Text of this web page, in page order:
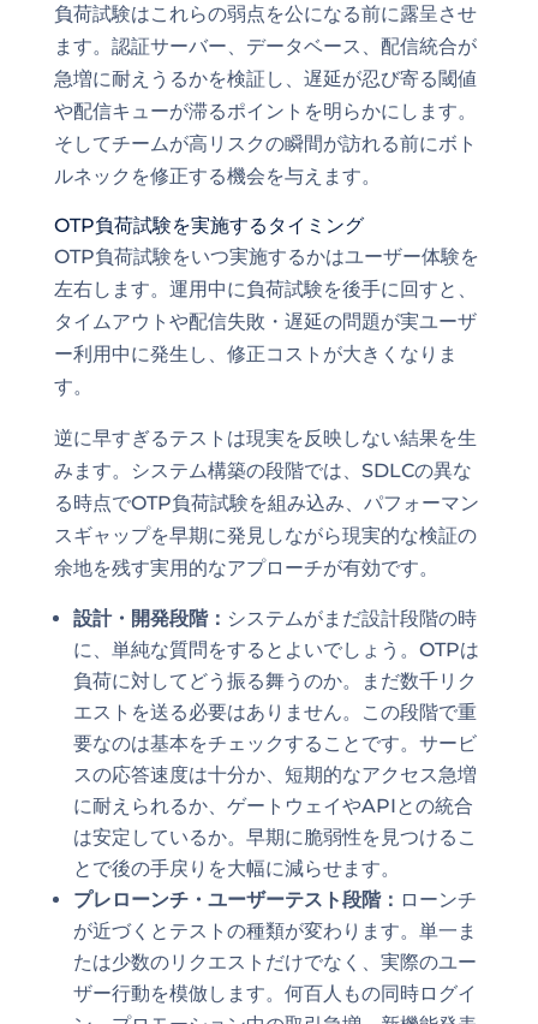
負荷試験はこれらの弱点を公になる前に露呈させ
ます。認証サーバー、データベース、配信統合が
急増に耐えうるかを検証し、遅延が忍び寄る閾値
や配信キューが滞るポイントを明らかにします。
そしてチームが高リスクの瞬間が訪れる前にボト
ルネックを修正する機会を与えます。
OTP負荷試験を実施するタイミング
OTP負荷試験をいつ実施するかはユーザー体験を
左右します。運用中に負荷試験を後手に回すと、
タイムアウトや配信失敗・遅延の問題が実ユーザ
ー利用中に発生し、修正コストが大きくなりま
す。
逆に早すぎるテストは現実を反映しない結果を生
みます。システム構築の段階では、SDLCの異な
る時点でOTP負荷試験を組み込み、パフォーマン
スギャップを早期に発見しながら現実的な検証の
余地を残す実用的なアプローチが有効です。
設計・開発段階： システムがまだ設計段階の時
に、単純な質問をするとよいでしょう。OTPは
負荷に対してどう振る舞うのか。まだ数千リク
エストを送る必要はありません。この段階で重
要なのは基本をチェックすることです。サービ
スの応答速度は十分か、短期的なアクセス急増
に耐えられるか、ゲートウェイやAPIとの統合
は安定しているか。早期に脆弱性を見つけるこ
とで後の手戻りを大幅に減らせます。
プレローンチ・ユーザーテスト段階： ローンチ
が近づくとテストの種類が変わります。単一ま
たは少数のリクエストだけでなく、実際のユー
ザー行動を模倣します。何百人もの同時ログイ